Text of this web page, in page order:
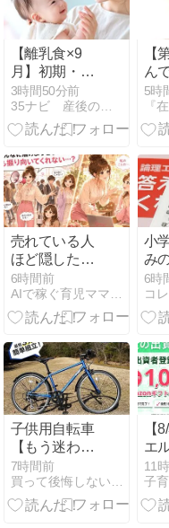
ッテリー
厳
【離乳食×9
月】初期・中
期の旬の食材
と進め方！秋
の味覚を美味
しむコツ
3時間50分前
35ナビ 産後のママ応援団 - 産後ナビ│頑張れママさん
【
ん
な
が
所
5時
売れている人
ほど隠したが
る。「読みた
い」を引き出
すnote読者設
6時間前
小
み
ラ
と
6時
子供用自転車
【もう迷わな
い！悩まな
い！失敗しな
い！】おすす
7時間前
【
エ
全
ギ
分
11